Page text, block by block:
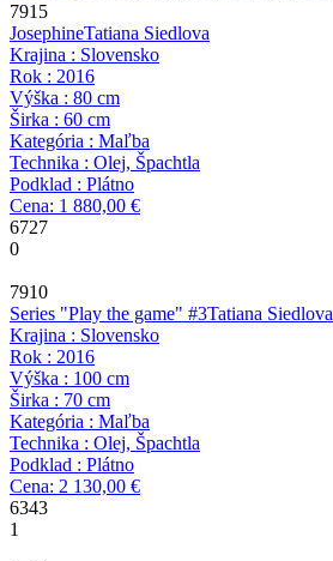
7915
JosephineTatiana Siedlova
Krajina : Slovensko
Rok : 2016
Výška : 80 cm
Širka : 60 cm
Kategória : Maľba
Technika : Olej, Špachtla
Podklad : Plátno
Cena: 1 880,00 €
6727
0
7910
Series "Play the game" #3Tatiana Siedlova
Krajina : Slovensko
Rok : 2016
Výška : 100 cm
Širka : 70 cm
Kategória : Maľba
Technika : Olej, Špachtla
Podklad : Plátno
Cena: 2 130,00 €
6343
1